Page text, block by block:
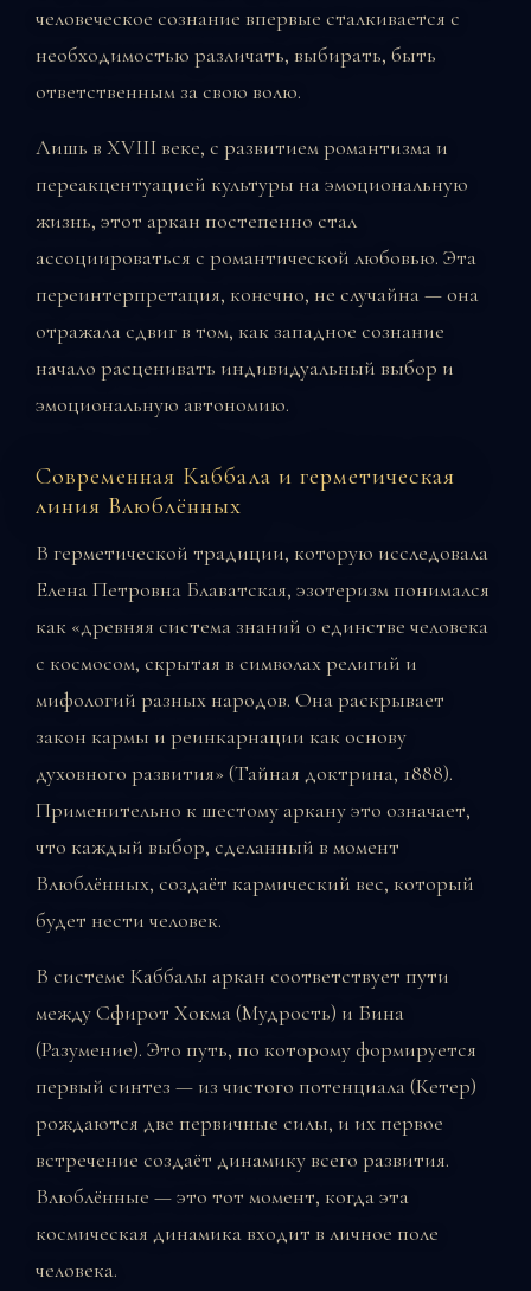
человеческое сознание впервые сталкивается с
необходимостью различать, выбирать, быть
ответственным за свою волю.
Лишь в XVIII веке, с развитием романтизма и
переакцентуацией культуры на эмоциональную
жизнь, этот аркан постепенно стал
ассоциироваться с романтической любовью. Эта
переинтерпретация, конечно, не случайна — она
отражала сдвиг в том, как западное сознание
начало расценивать индивидуальный выбор и
эмоциональную автономию.
Современная Каббала и герметическая
линия Влюблённых
В герметической традиции, которую исследовала
Елена Петровна Блаватская, эзотеризм понимался
как «древняя система знаний о единстве человека
с космосом, скрытая в символах религий и
мифологий разных народов. Она раскрывает
закон кармы и реинкарнации как основу
духовного развития» (Тайная доктрина, 1888).
Применительно к шестому аркану это означает,
что каждый выбор, сделанный в момент
Влюблённых, создаёт кармический вес, который
будет нести человек.
В системе Каббалы аркан соответствует пути
между Сфирот Хокма (Мудрость) и Бина
(Разумение). Это путь, по которому формируется
первый синтез — из чистого потенциала (Кетер)
рождаются две первичные силы, и их первое
встречение создаёт динамику всего развития.
Влюблённые — это тот момент, когда эта
космическая динамика входит в личное поле
человека.